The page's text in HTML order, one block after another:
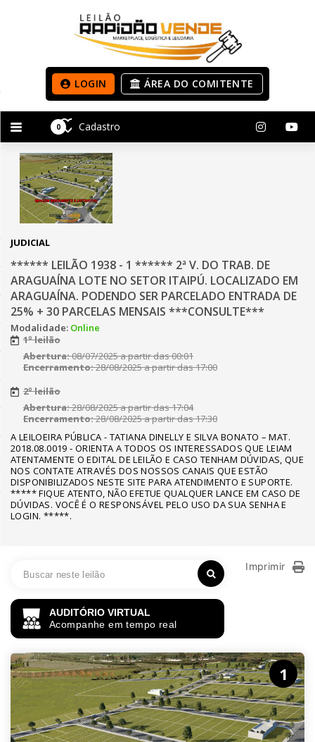
0 Cadastro
LOGIN ÁREA DO COMITENTE
JUDICIAL
****** LEILÃO 1938 - 1 ****** 2ª V. DO TRAB. DE
ARAGUAÍNA LOTE NO SETOR ITAIPÚ. LOCALIZADO EM
ARAGUAÍNA. PODENDO SER PARCELADO ENTRADA DE
25% + 30 PARCELAS MENSAIS ***CONSULTE***
Modalidade: Online
1º leilão
Abertura:08/07/2025 a partir das 00:01
Encerramento:28/08/2025 a partir das 17:00
2º leilão
Abertura:28/08/2025 a partir das 17:04
Encerramento:28/08/2025 a partir das 17:30
A LEILOEIRA PÚBLICA - TATIANA DINELLY E SILVA BONATO – MAT.
2018.08.0019 - ORIENTA A TODOS OS INTERESSADOS QUE LEIAM
ATENTAMENTE O EDITAL DE LEILÃO E CASO TENHAM DÚVIDAS, QUE
NOS CONTATE ATRAVÉS DOS NOSSOS CANAIS QUE ESTÃO
DISPONIBILIZADOS NESTE SITE PARA ATENDIMENTO E SUPORTE.
***** FIQUE ATENTO, NÃO EFETUE QUALQUER LANCE EM CASO DE
DÚVIDAS. VOCÊ É O RESPONSÁVEL PELO USO DA SUA SENHA E
LOGIN. *****.
AUDITÓRIO VIRTUAL
Acompanhe em tempo real
Imprimir
1